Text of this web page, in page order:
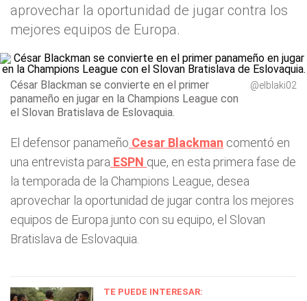
aprovechar la oportunidad de jugar contra los
mejores equipos de Europa.
César Blackman se convierte en el primer
panameño en jugar en la Champions League con
el Slovan Bratislava de Eslovaquia.
@elblaki02
El defensor panameño Cesar Blackman comentó en
una entrevista para ESPN que, en esta primera fase de
la temporada de la Champions League, desea
aprovechar la oportunidad de jugar contra los mejores
equipos de Europa junto con su equipo, el Slovan
Bratislava de Eslovaquia.
TE PUEDE INTERESAR: